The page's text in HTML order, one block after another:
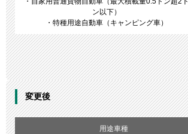
ン以下）
・特種用途自動車（キャンピング車）
変更後
用途車種